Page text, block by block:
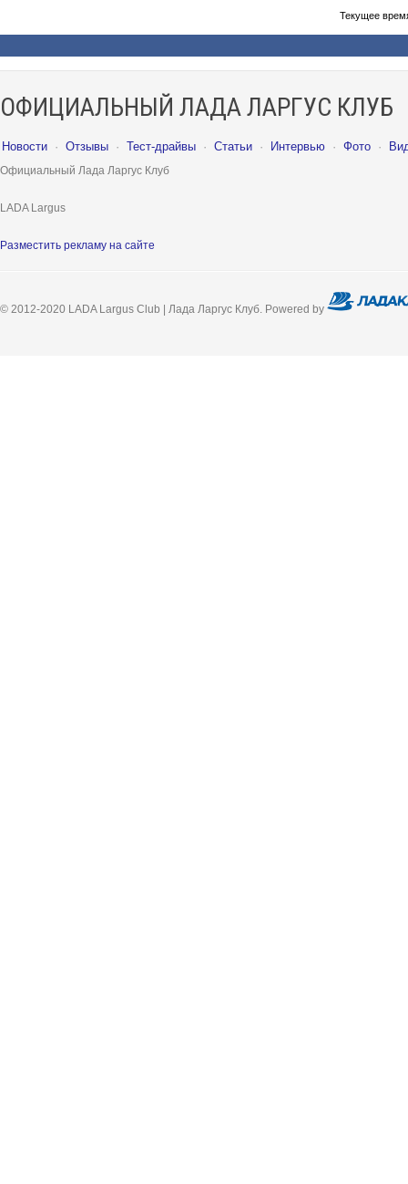
Текущее
ОФИЦИАЛЬНЫЙ ЛАДА ЛАРГУС КЛУБ
Новости · Отзывы · Тест-драйвы · Статьи · Интервью · Фото ·
Официальный Лада Ларгус Клуб
LADA Largus
Разместить рекламу на сайте
© 2012-2020 LADA Largus Club | Лада Ларгус Клуб. Powered by